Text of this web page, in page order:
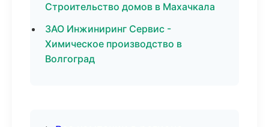
Строительство домов в Махачкала
ЗАО Инжиниринг Сервис -
Химическое производство в
Волгоград